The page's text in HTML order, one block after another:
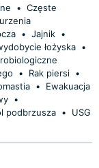
• Częste
• Jajnik •
łożyska •
• Rak piersi •
•
Ewakuacja
•
podbrzusza •
USG